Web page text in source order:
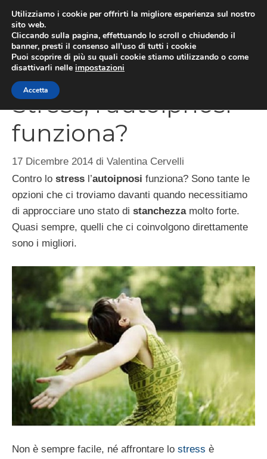
contenuto
Stress, l’autoipnosi
funziona?
17 Dicembre 2014 di Valentina Cervelli
Contro lo stress l’autoipnosi funziona? Sono tante le
opzioni che ci troviamo davanti quando necessitiamo
di approcciare uno stato di stanchezzamolto forte.
Quasi sempre, quelli che ci coinvolgono direttamente
sono i migliori.
Non è sempre facile, né affrontare lo stress è
Utilizziamo i cookie per offrirti la migliore esperienza sul nostro
sito web.
Cliccando sulla pagina, effettuando lo scroll o chiudendo il
banner, presti il consenso all’uso di tutti i cookie
Puoi scoprire di più su quali cookie stiamo utilizzando o come
disattivarli nelle impostazioni
Accetta